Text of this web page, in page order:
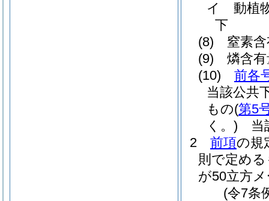
イ
動植
下
(8)
窒素
(9)
燐含
(10)
前各
当該公共
もの(第5
く。) 当
2
前項の規
則で定め
が50立方
(令7条